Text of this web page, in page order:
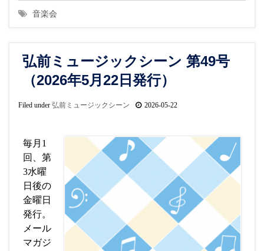
音楽会
弘前ミュージックシーン 第49号
（2026年5月22日発行）
Filed under 弘前ミュージックシーン 2026-05-22
毎月1
回、第
3水曜
日後の
金曜日
発行。
メール
マガジ